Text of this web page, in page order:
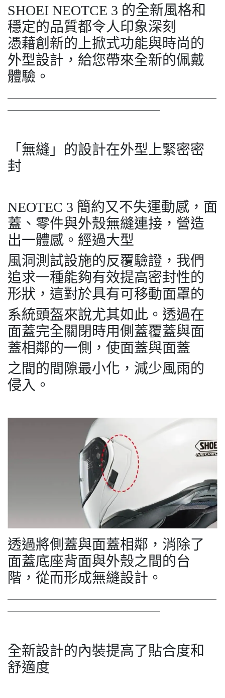
SHOEI NEOTCE 3 的全新風格和
穩定的品質都令人印象深刻
憑藉創新的上掀式功能與時尚的
外型設計，給您帶來全新的佩戴
體驗。
「無縫」的設計在外型上緊密密
封
NEOTEC 3 簡約又不失運動感，面
蓋、零件與外殼無縫連接，營造
出一體感。經過大型
風洞測試設施的反覆驗證，我們
追求一種能夠有效提高密封性的
形狀，這對於具有可移動面罩的
系統頭盔來說尤其如此。透過在
面蓋完全關閉時用側蓋覆蓋與面
蓋相鄰的一側，使面蓋與面蓋
之間的間隙最小化，減少風雨的
侵入。
透過將側蓋與面蓋相鄰，消除了
面蓋底座背面與外殼之間的台
階，從而形成無縫設計。
全新設計的內裝提高了貼合度和
舒適度